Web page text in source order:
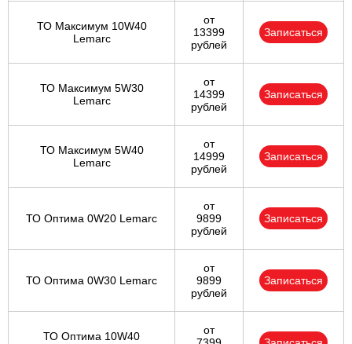
ТО Максимум 10W40
Lemarc
от
13399
рублей
Записаться
ТО Максимум 5W30
Lemarc
от
14399
рублей
Записаться
ТО Максимум 5W40
Lemarc
от
14999
рублей
Записаться
ТО Оптима 0W20 Lemarc
от
9899
рублей
Записаться
ТО Оптима 0W30 Lemarc
от
9899
рублей
Записаться
ТО Оптима 10W40
от